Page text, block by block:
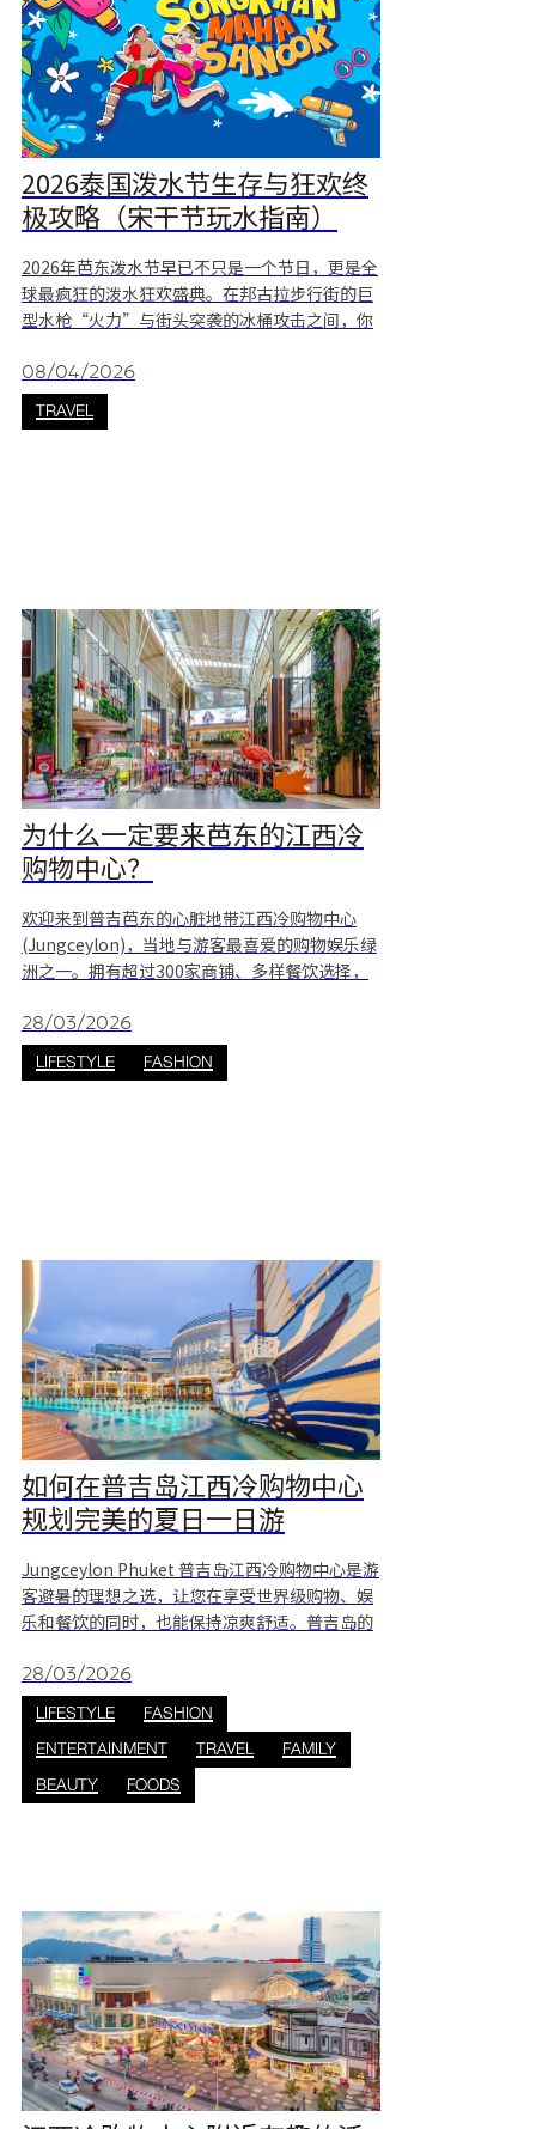
2026泰国泼水节生存与狂欢终
极攻略（宋干节玩水指南）
2026年芭东泼水节早已不只是一个节日，更是全
球最疯狂的泼水狂欢盛典。在邦古拉步行街的巨
型水枪“火力”与街头突袭的冰桶攻击之间，你
划在今年4月加入普吉岛泼水节狂欢，这份“生
存战术指南”将帮助你在关键时刻保持干爽，同
时尽情投入这场湿身派对。 了解2026普吉岛泼
08/04/2026
TRAVEL
为什么一定要来芭东的江西冷
购物中心？
欢迎来到普吉芭东的心脏地带江西冷购物中心
(Jungceylon)，当地与游客最喜爱的购物娱乐绿
洲之一。拥有超过300家商铺、多样餐饮选择，
品店等设施，适合各种人群。绿意盎然的环境和
舒适氛围，使这里成为休憩、购物、用餐或放松
的理想场所。 独特的购物体验 江西冷购物中心
28/03/2026
LIFESTYLE FASHION
如何在普吉岛江西冷购物中心
规划完美的夏日一日游
Jungceylon Phuket 普吉岛江西冷购物中心是游
客避暑的理想之选，让您在享受世界级购物、娱
乐和餐饮的同时，也能保持凉爽舒适。普吉岛的
提供舒适体验的场所至关重要。江西冷完美融合
了活力与放松，确保您在室内的每一刻都能感受
到如同置身阳光下的精彩体验。 江西冷拥有超过
300家商店、娱乐区、水疗中心和各式餐厅，总
有一款适合您。购物中心精心设计，配备空调室
内空间、郁郁葱葱的绿地，甚至还有美丽的喷泉
28/03/2026
LIFESTYLE
FASHION
ENTERTAINMENT
TRAVEL
FAMILY
BEAUTY
FOODS